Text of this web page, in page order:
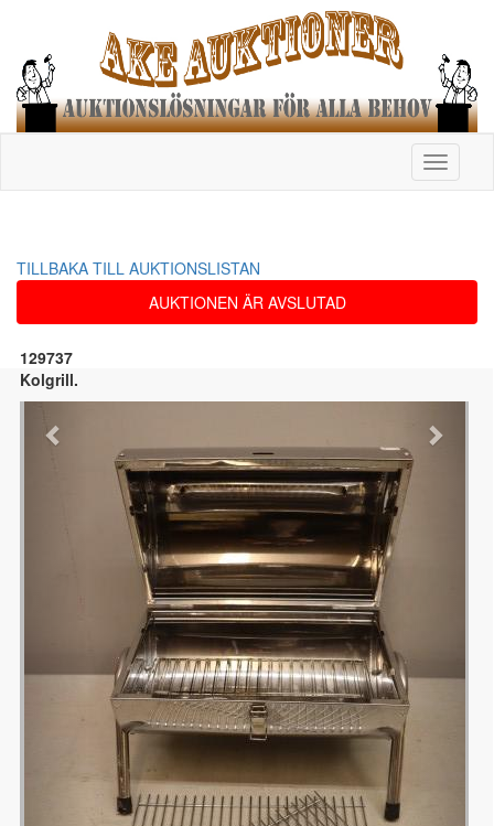
Toggle
TILLBAKA TILL AUKTIONSLISTAN
AUKTIONEN ÄR AVSLUTAD
129737
Kolgrill.